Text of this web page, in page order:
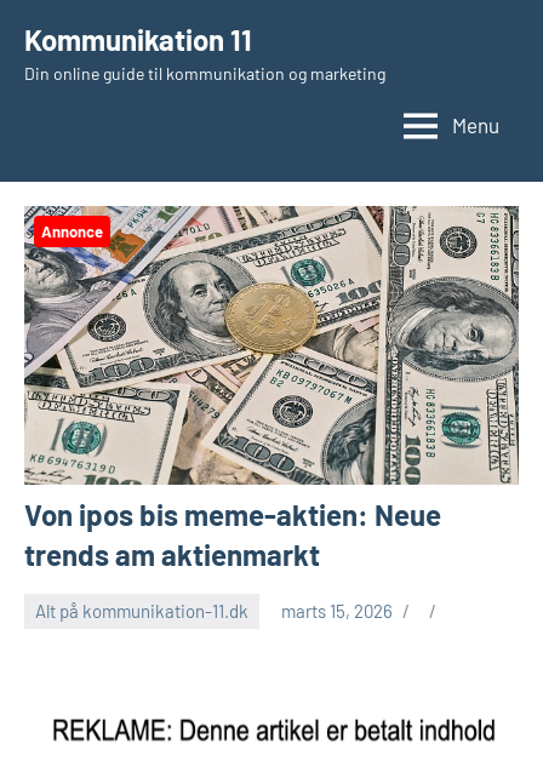
indhold
Kommunikation 11
Din online guide til kommunikation og marketing
Menu
Annonce
Von ipos bis meme-aktien: Neue
trends am aktienmarkt
Alt på kommunikation-11.dk marts 15, 2026